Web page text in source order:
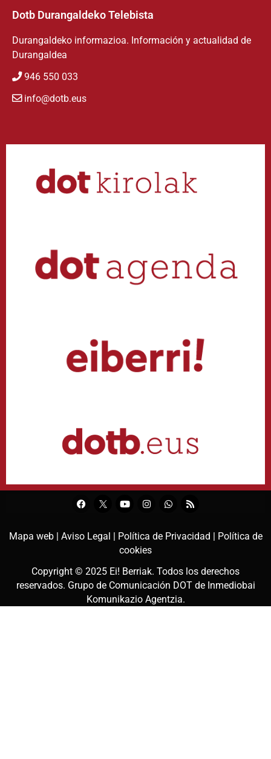
Dotb Durangaldeko Telebista
Durangaldeko informazioa. Información y actualidad de
Durangaldea
946 550 033
info@dotb.eus
Mapa web | Aviso Legal | Política de Privacidad |
Política de
cookies
Copyright © 2025 Ei! Berriak. Todos los derechos
reservados. Grupo de Comunicación DOT de Inmediobai
Komunikazio Agentzia.